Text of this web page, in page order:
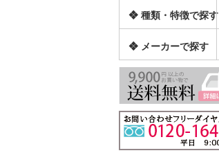
❖ 種類・特徴で探す
❖ メーカーで探す